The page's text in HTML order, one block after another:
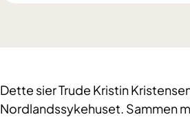
Dette sier Trude Kristin
Nordlandssykehuset. Sammen